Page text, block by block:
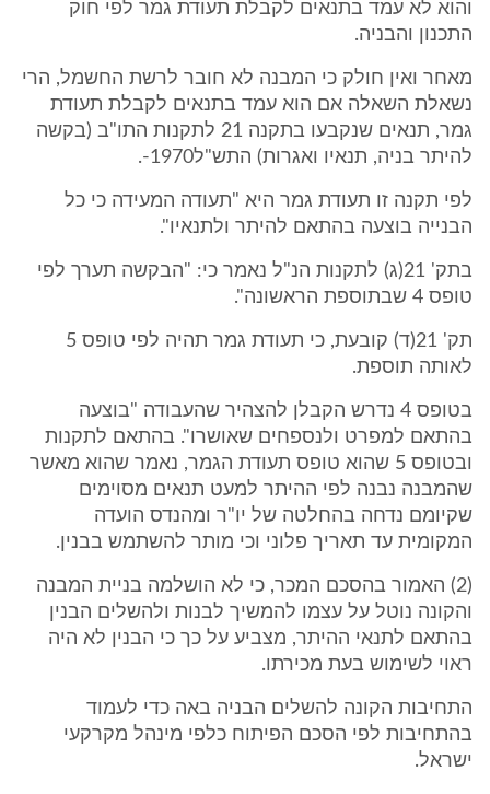
והוא לא עמד בתנאים לקבלת תעודת גמר לפי חוק
התכנון והבניה.
מאחר ואין חולק כי המבנה לא חובר לרשת החשמל, הרי
נשאלת השאלה אם הוא עמד בתנאים לקבלת תעודת
גמר, תנאים שנקבעו בתקנה 21 לתקנות התו"ב (בקשה
להיתר בניה, תנאיו ואגרות) התש"ל1970-.
לפי תקנה זו תעודת גמר היא "תעודה המעידה כי כל
הבנייה בוצעה בהתאם להיתר ולתנאיו".
בתק' 21(ג) לתקנות הנ"ל נאמר כי: "הבקשה תערך לפי
טופס 4 שבתוספת הראשונה".
תק' 21(ד) קובעת, כי תעודת גמר תהיה לפי טופס 5
לאותה תוספת.
בטופס 4 נדרש הקבלן להצהיר שהעבודה "בוצעה
בהתאם למפרט ולנספחים שאושרו". בהתאם לתקנות
ובטופס 5 שהוא טופס תעודת הגמר, נאמר שהוא מאשר
שהמבנה נבנה לפי ההיתר למעט תנאים מסוימים
שקיומם נדחה בהחלטה של יו"ר ומהנדס הועדה
המקומית עד תאריך פלוני וכי מותר להשתמש בבנין.
(2) האמור בהסכם המכר, כי לא הושלמה בניית המבנה
והקונה נוטל על עצמו להמשיך לבנות ולהשלים הבנין
בהתאם לתנאי ההיתר, מצביע על כך כי הבנין לא היה
ראוי לשימוש בעת מכירתו.
התחיבות הקונה להשלים הבניה באה כדי לעמוד
בהתחיבות לפי הסכם הפיתוח כלפי מינהל מקרקעי
ישראל.